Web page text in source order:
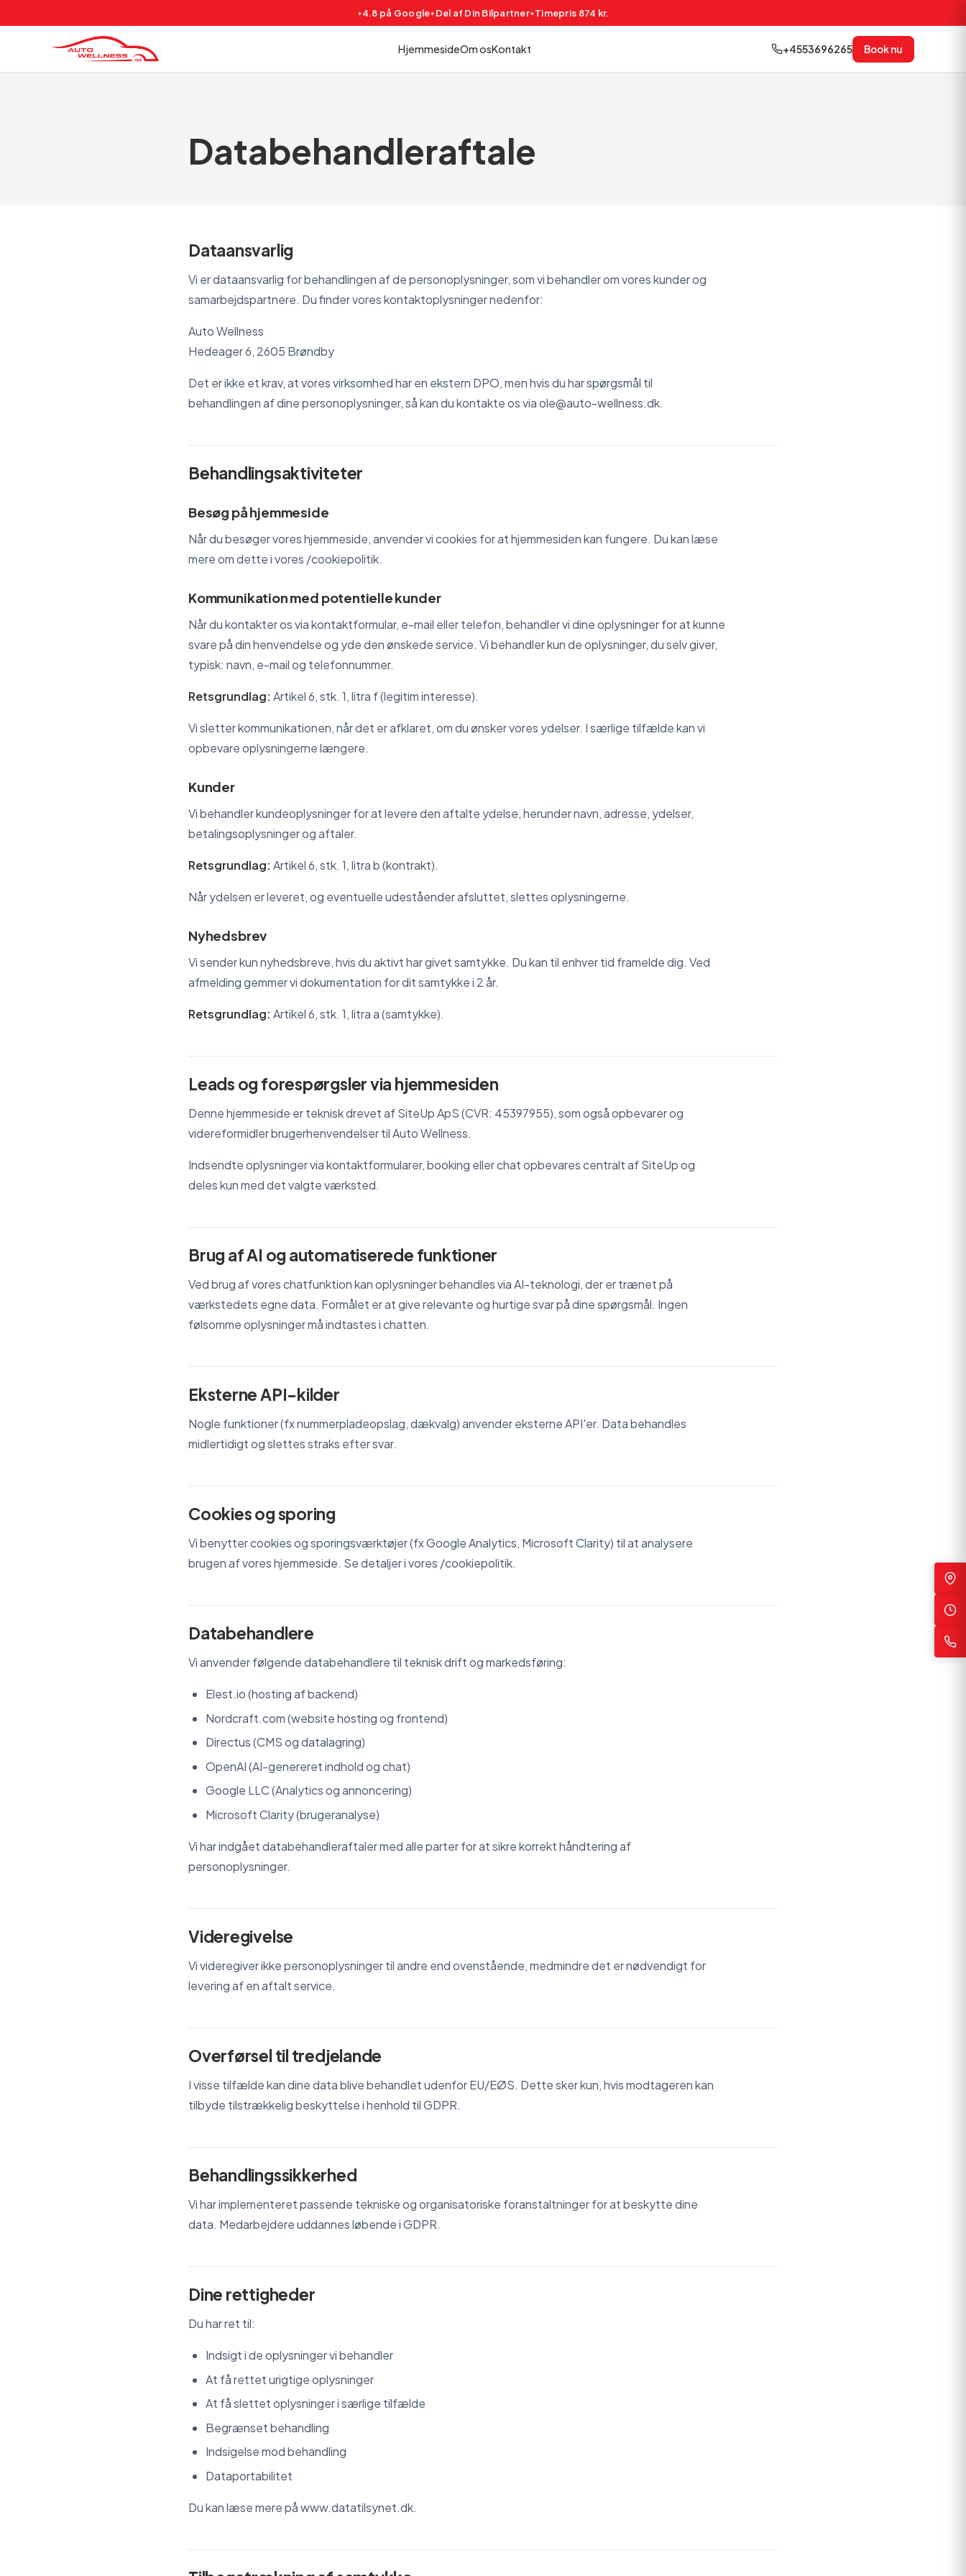
4.8 på Google Del af Din Bilpartner Timepris 874 kr.
HjemmesideOm osKontakt +4553696265 Book nu
Databehandleraftale
Dataansvarlig
Vi er dataansvarlig for behandlingen af de personoplysninger, som vi behandler om vores kunder og
samarbejdspartnere. Du finder vores kontaktoplysninger nedenfor:
Auto Wellness
Hedeager 6, 2605 Brøndby
Det er ikke et krav, at vores virksomhed har en ekstern DPO, men hvis du har spørgsmål til
behandlingen af dine personoplysninger, så kan du kontakte os via ole@auto-wellness.dk.
Behandlingsaktiviteter
Besøg på hjemmeside
Når du besøger vores hjemmeside, anvender vi cookies for at hjemmesiden kan fungere. Du kan læse
mere om dette i vores /cookiepolitik.
Kommunikation med potentielle kunder
Når du kontakter os via kontaktformular, e-mail eller telefon, behandler vi dine oplysninger for at kunne
svare på din henvendelse og yde den ønskede service. Vi behandler kun de oplysninger, du selv giver,
typisk: navn, e-mail og telefonnummer.
Retsgrundlag: Artikel 6, stk. 1, litra f (legitim interesse).
Vi sletter kommunikationen, når det er afklaret, om du ønsker vores ydelser. I særlige tilfælde kan vi
opbevare oplysningerne længere.
Kunder
Vi behandler kundeoplysninger for at levere den aftalte ydelse, herunder navn, adresse, ydelser,
betalingsoplysninger og aftaler.
Retsgrundlag: Artikel 6, stk. 1, litra b (kontrakt).
Når ydelsen er leveret, og eventuelle udeståender afsluttet, slettes oplysningerne.
Nyhedsbrev
Vi sender kun nyhedsbreve, hvis du aktivt har givet samtykke. Du kan til enhver tid framelde dig. Ved
afmelding gemmer vi dokumentation for dit samtykke i 2 år.
Retsgrundlag: Artikel 6, stk. 1, litra a (samtykke).
Leads og forespørgsler via hjemmesiden
Denne hjemmeside er teknisk drevet af SiteUp ApS (CVR: 45397955), som også opbevarer og
videreformidler brugerhenvendelser til Auto Wellness.
Indsendte oplysninger via kontaktformularer, booking eller chat opbevares centralt af SiteUp og
deles kun med det valgte værksted.
Brug af AI og automatiserede funktioner
Ved brug af vores chatfunktion kan oplysninger behandles via AI-teknologi, der er trænet på
værkstedets egne data. Formålet er at give relevante og hurtige svar på dine spørgsmål. Ingen
følsomme oplysninger må indtastes i chatten.
Eksterne API-kilder
Nogle funktioner (fx nummerpladeopslag, dækvalg) anvender eksterne API'er. Data behandles
midlertidigt og slettes straks efter svar.
Cookies og sporing
Vi benytter cookies og sporingsværktøjer (fx Google Analytics, Microsoft Clarity) til at analysere
brugen af vores hjemmeside. Se detaljer i vores /cookiepolitik.
Databehandlere
Vi anvender følgende databehandlere til teknisk drift og markedsføring:
Elest.io (hosting af backend)
Nordcraft.com (website hosting og frontend)
Directus (CMS og datalagring)
OpenAI (AI-genereret indhold og chat)
Google LLC (Analytics og annoncering)
Microsoft Clarity (brugeranalyse)
Vi har indgået databehandleraftaler med alle parter for at sikre korrekt håndtering af
personoplysninger.
Videregivelse
Vi videregiver ikke personoplysninger til andre end ovenstående, medmindre det er nødvendigt for
levering af en aftalt service.
Overførsel til tredjelande
I visse tilfælde kan dine data blive behandlet udenfor EU/EØS. Dette sker kun, hvis modtageren kan
tilbyde tilstrækkelig beskyttelse i henhold til GDPR.
Behandlingssikkerhed
Vi har implementeret passende tekniske og organisatoriske foranstaltninger for at beskytte dine
data. Medarbejdere uddannes løbende i GDPR.
Dine rettigheder
Du har ret til:
Indsigt i de oplysninger vi behandler
At få rettet urigtige oplysninger
At få slettet oplysninger i særlige tilfælde
Begrænset behandling
Indsigelse mod behandling
Dataportabilitet
Du kan læse mere på www.datatilsynet.dk.